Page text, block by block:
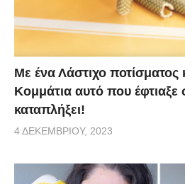
Με ένα Λάστιχο ποτίσματος
Κομμάτια αυτό που έφτιαξε
καταπλήξει!
4 ΔΕΚΕΜΒΡΊΟΥ, 2023